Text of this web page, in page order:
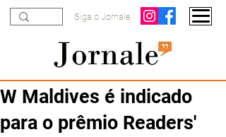
Siga o Jornale
W Maldives é indicado
para o prêmio Readers'